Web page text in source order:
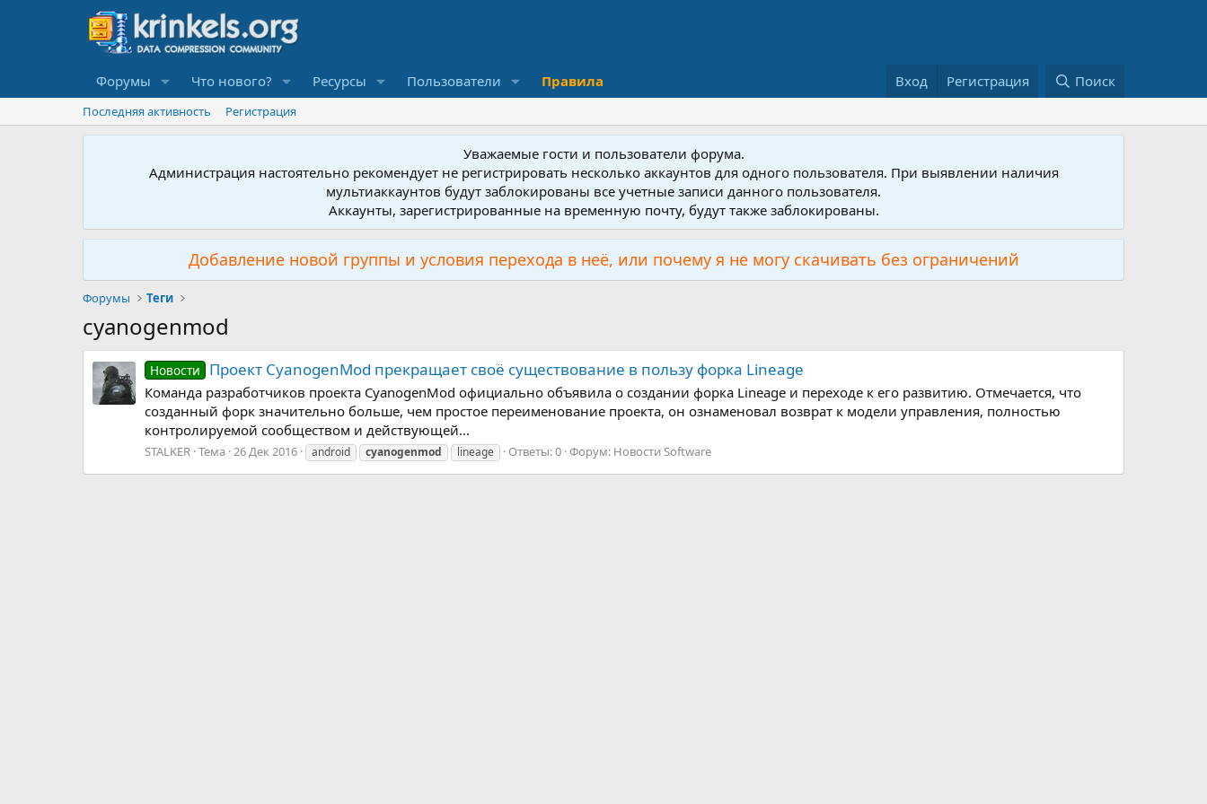
Форумы Что нового? Ресурсы Пользователи Правила Вход Регистрация Поиск
Последняя активность Регистрация
Уважаемые гости и пользователи форума.
Администрация настоятельно рекомендует не регистрировать несколько аккаунтов для одного пользователя. При выявлении наличия
мультиаккаунтов будут заблокированы все учетные записи данного пользователя.
Аккаунты, зарегистрированные на временную почту, будут также заблокированы.
Добавление новой группы и условия перехода в неё, или почему я не могу скачивать без ограничений
Форумы Теги
cyanogenmod
Новости Проект CyanogenMod прекращает своё существование в пользу форка Lineage
Команда разработчиков проекта CyanogenMod официально объявила о создании форка Lineage и переходе к его развитию. Отмечается, что
созданный форк значительно больше, чем простое переименование проекта, он ознаменовал возврат к модели управления, полностью
контролируемой сообществом и действующей...
STALKER Тема 26 Дек 2016 android cyanogenmod lineage Ответы: 0 Форум: Новости Software